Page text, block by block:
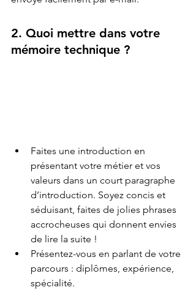
2. Quoi mettre dans votre
mémoire technique ?
Faites une introduction en
présentant votre métier et vos
valeurs dans un court paragraphe
d’introduction. Soyez concis et
séduisant, faites de jolies phrases
accrocheuses qui donnent envies
de lire la suite !
Présentez-vous en parlant de votre
parcours : diplômes, expérience,
spécialité.